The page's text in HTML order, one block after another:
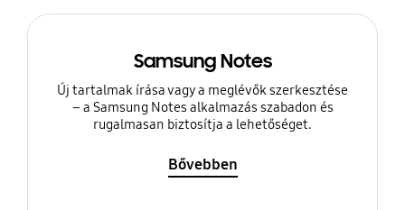
Samsung Notes
Új tartalmak írása vagy a meglévők szerkesztése
– a Samsung Notes alkalmazás szabadon és
rugalmasan biztosítja a lehetőséget.
Bővebben